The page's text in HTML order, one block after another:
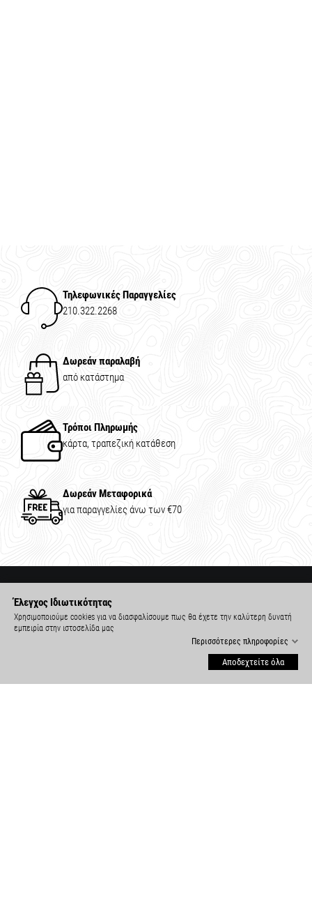
Τηλεφωνικές Παραγγελίες
210.322.2268
Δωρεάν παραλαβή
από κατάστημα
Τρόποι Πληρωμής
κάρτα, τραπεζική κατάθεση
Δωρεάν Μεταφορικά
για παραγγελίες άνω των €70
Έλεγχος Ιδιωτικότητας
Χρησιμοποιούμε cookies για να διασφαλίσουμε πως θα έχετε την καλύτερη δυνατή
εμπειρία στην ιστοσελίδα μας
Περισσότερες πληροφορίες
Αποδεχτείτε όλα